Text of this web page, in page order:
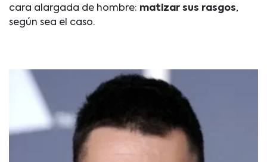
cara alargada de hombre: matizar sus rasgos,
según sea el caso.